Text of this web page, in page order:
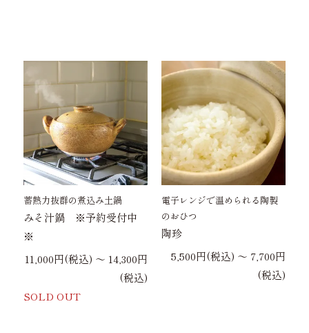
蓄熱力抜群の煮込み土鍋
みそ汁鍋 ※予約受付中
※
11,000円(税込) 〜 14,300円
(税込)
SOLD OUT
電子レンジで温められる陶製
のおひつ
陶珍
5,500円(税込) 〜 7,700円
(税込)